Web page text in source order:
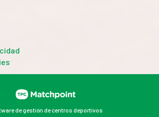
de gestión de centros deportivos